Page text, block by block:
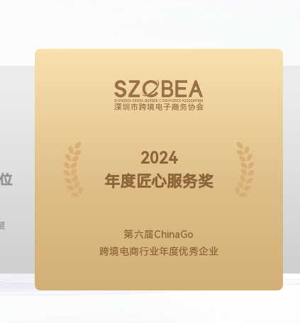
2024
年度匠心服务奖
第六届ChinaGo
跨境电商行业年度优秀企业